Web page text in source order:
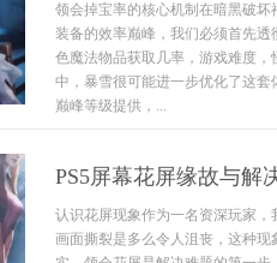
领会掉宝率的核心机制在暗黑破
装备的效率巅峰，我们必须首先
色魔法物品获取几率，游戏难度
中，暴雪很可能进一步优化了这
巅峰等级提供，...
PS5屏幕花屏缘故与解
认识花屏现象作为一名资深玩家
画面撕裂是多么令人沮丧，这种